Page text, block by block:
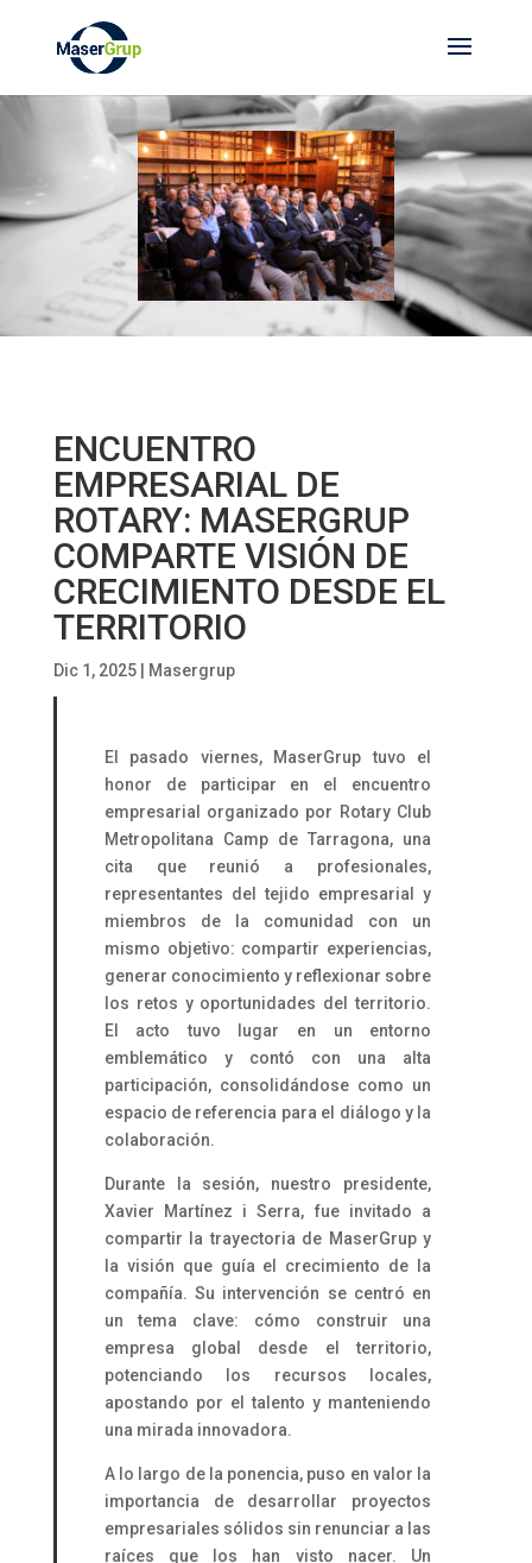
ENCUENTRO
EMPRESARIAL DE
ROTARY: MASERGRUP
COMPARTE VISIÓN DE
CRECIMIENTO DESDE EL
TERRITORIO
Dic 1, 2025| Masergrup
El pasado viernes, MaserGrup tuvo el
honor de participar en el encuentro
empresarial organizado por Rotary Club
Metropolitana Camp de Tarragona, una
cita que reunió a profesionales,
representantes del tejido empresarial y
miembros de la comunidad con un
mismo objetivo: compartir experiencias,
generar conocimiento y reflexionar sobre
los retos y oportunidades del territorio.
El acto tuvo lugar en un entorno
emblemático y contó con una alta
participación, consolidándose como un
espacio de referencia para el diálogo y la
colaboración.
Durante la sesión, nuestro presidente,
Xavier Martínez i Serra, fue invitado a
compartir la trayectoria de MaserGrup y
la visión que guía el crecimiento de la
compañía. Su intervención se centró en
un tema clave: cómo construir una
empresa global desde el territorio,
potenciando los recursos locales,
apostando por el talento y manteniendo
una mirada innovadora.
A lo largo de la ponencia, puso en valor la
importancia de desarrollar proyectos
empresariales sólidos sin renunciar a las
raíces que los han visto nacer. Un